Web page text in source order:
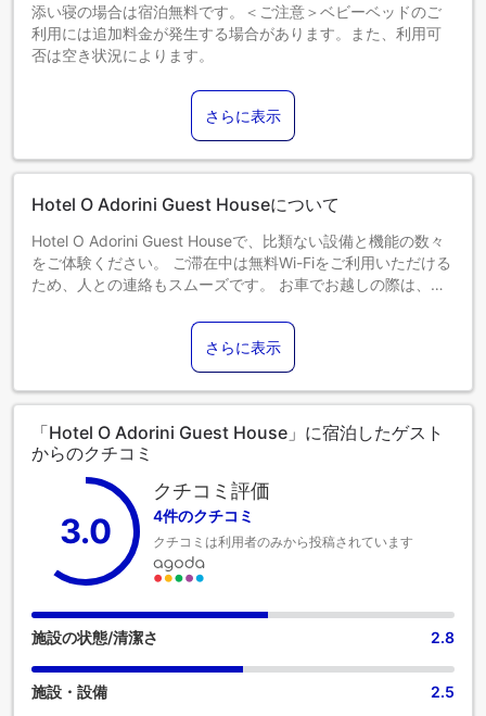
添い寝の場合は宿泊無料です。＜ご注意＞ベビーベッドのご
利用には追加料金が発生する場合があります。また、利用可
否は空き状況によります。
エキストラベッドをお申し込みください。
6歳以上のゲストは大人とみなされます。
エキストラベッドの追加可否は、お部屋タイプにより異なり
ます。各部屋タイプ欄の記載をご確認ください。
さらに表示
Hotel O Adorini Guest Houseについて
Hotel O Adorini Guest Houseで、比類ない設備と機能の数々
をご体験ください。 ご滞在中は無料Wi-Fiをご利用いただける
ため、人との連絡もスムーズです。 お車でお越しの際は、便
スなど、フロントデスクで必要なサポートをいつでも受ける
ことができます。また、室内設備・サービスとしてルームサ
ービスをご用意しておりますので、快適なご滞在をお楽しみ
いただけます。Hotel O Adorini Guest Houseでは、快適なご
用意しています。 より楽しい滞在のために、当宿泊施設の一
部の客室にはエアコンまたはリネンサービスを備えていま
す。一部の客室では、客室内でのビデオストリーミング、日
刊新聞、テレビをお楽しみいただけます。Hotel O Adorini
Guest Houseのバスルームには、バスローブ、タオル、ヘア
ドライヤーをご用意しております。 ご滞在中、当宿泊施設で
は、ご満足いただけるお料理の数々をご堪能いただけます。
さらに表示
「Hotel O Adorini Guest House」に宿泊したゲスト
からのクチコミ
3.0
クチコミ評価
4件のクチコミ
クチコミは利用者のみから投稿されています
施設の状態/清潔さ 2.8
施設・設備 2.5